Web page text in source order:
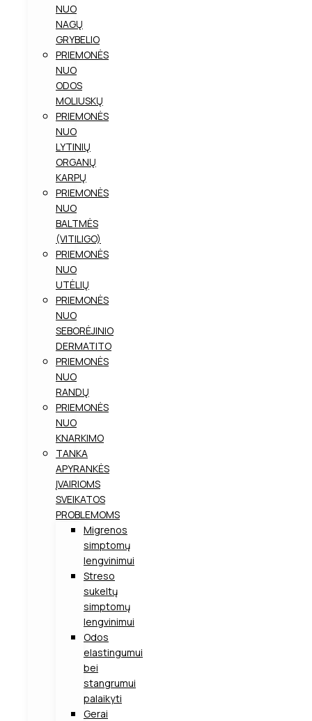
NUO
NAGŲ
GRYBELIO
PRIEMONĖS
NUO
ODOS
MOLIUSKŲ
PRIEMONĖS
NUO
LYTINIŲ
ORGANŲ
KARPŲ
PRIEMONĖS
NUO
BALTMĖS
(VITILIGO)
PRIEMONĖS
NUO
UTĖLIŲ
PRIEMONĖS
NUO
SEBORĖJINIO
DERMATITO
PRIEMONĖS
NUO
RANDŲ
PRIEMONĖS
NUO
KNARKIMO
TANKA
APYRANKĖS
ĮVAIRIOMS
SVEIKATOS
PROBLEMOMS
Migrenos
simptomų
lengvinimui
Streso
sukeltų
simptomų
lengvinimui
Odos
elastingumui
bei
stangrumui
palaikyti
Gerai